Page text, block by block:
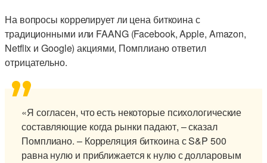
На вопросы коррелирует ли цена биткоина с
традиционными или FAANG (Facebook, Apple, Amazon,
Netflix и Google) акциями, Помплиано ответил
отрицательно.
«Я согласен, что есть некоторые психологические
составляющие когда рынки падают, – сказал
Помплиано. – Корреляция биткоина с S&P 500
равна нулю и приближается к нулю с долларовым